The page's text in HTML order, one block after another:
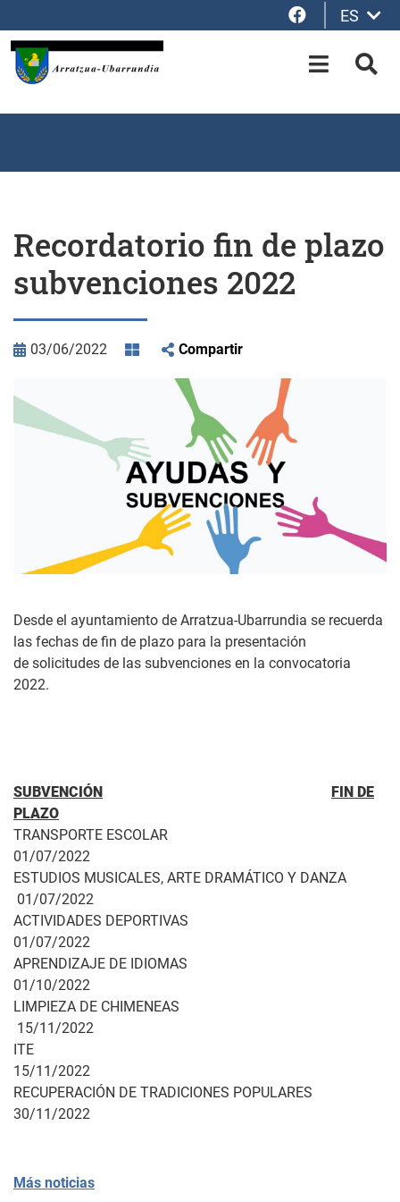
Facebook
ES
OPEN-
Recordatorio fin de plazo
subvenciones 2022
03/06/2022 Compartir
Desde el ayuntamiento de Arratzua-Ubarrundia se recuerda
las fechas de fin de plazo para la presentación
de solicitudes de las subvenciones en la convocatoria
2022.
SUBVENCIÓN
FIN DE
PLAZO
TRANSPORTE ESCOLAR
01/07/2022
ESTUDIOS MUSICALES, ARTE DRAMÁTICO Y DANZA
01/07/2022
ACTIVIDADES DEPORTIVAS
01/07/2022
APRENDIZAJE DE IDIOMAS
01/10/2022
LIMPIEZA DE CHIMENEAS
15/11/2022
ITE
15/11/2022
RECUPERACIÓN DE TRADICIONES POPULARES
30/11/2022
Más noticias